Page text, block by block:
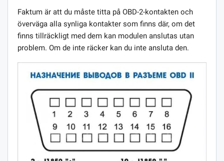
Faktum är att du måste titta på OBD-2-kontakten och
överväga alla synliga kontakter som finns där, om det
finns tillräckligt med dem kan modulen anslutas utan
problem. Om de inte räcker kan du inte ansluta den.